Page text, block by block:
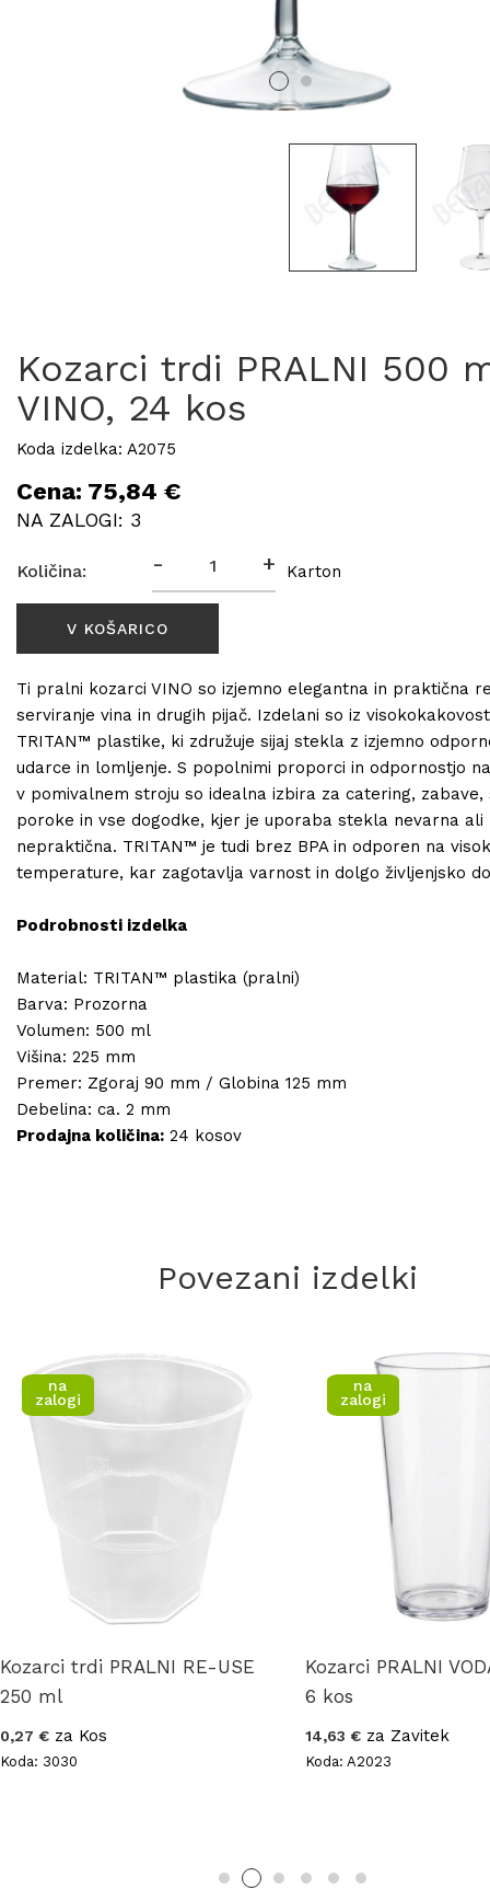
Kozarci trdi PRALNI 500
VINO, 24 kos
Koda izdelka: A2075
Cena: 75,84 €
NA ZALOGI: 3
Količina: - + Karton
Ti pralni kozarci VINO so izjemno elegantna in praktična
serviranje vina in drugih pijač. Izdelani so iz
TRITAN™ plastike, ki združuje sijaj stekla z izjemno
udarce in lomljenje. S popolnimi proporci in odpornostjo
v pomivalnem stroju so idealna izbira za catering, zabave,
poroke in vse dogodke, kjer je uporaba stekla nevarna ali
nepraktična. TRITAN™ je tudi brez BPA in odporen na
temperature, kar zagotavlja varnost in dolgo življenjsko
Podrobnosti izdelka
Material: TRITAN™ plastika (pralni)
Barva: Prozorna
Volumen: 500 ml
Višina: 225 mm
Premer: Zgoraj 90 mm / Globina 125 mm
Debelina: ca. 2 mm
Prodajna količina: 24 kosov
Povezani izdelki
na
zalogi
Kozarci trdi PRALNI RE-USE
250 ml
0,27 € za Kos
Koda: 3030
na
zalogi
Kozarci PRALNI
6 kos
14,63 € za Zavitek
Koda: A2023